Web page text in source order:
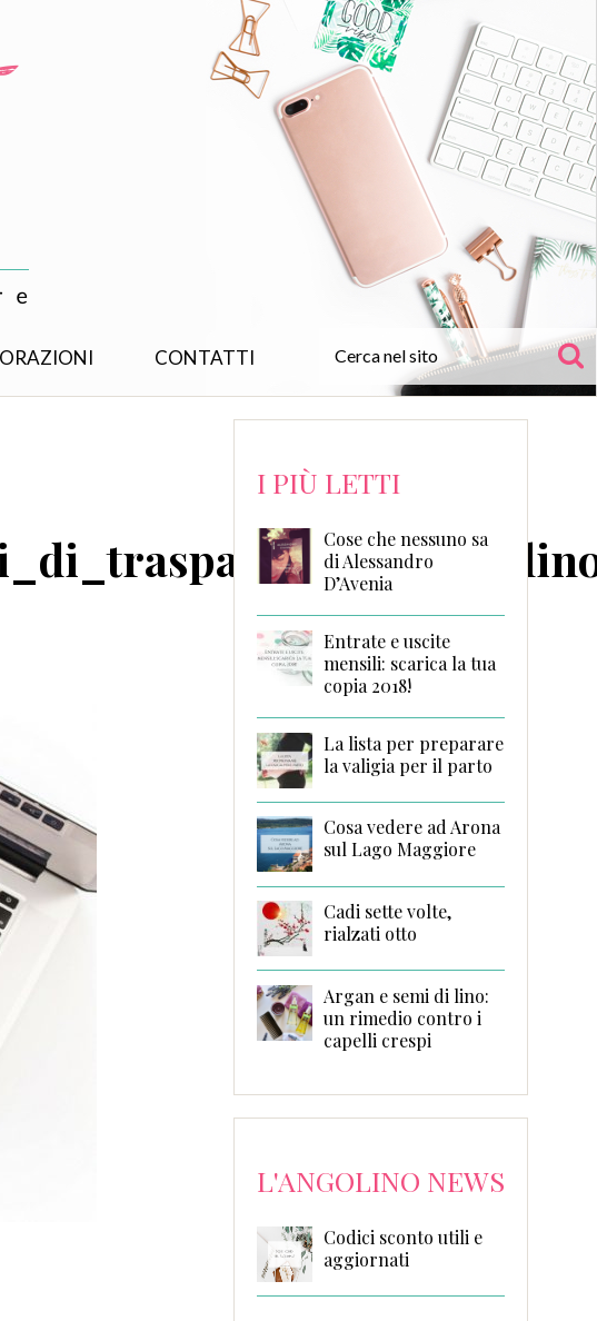
CONTATTI
I PIÙ LETTI
Cose che nessuno sa
di Alessandro
D’Avenia
Entrate e uscite
mensili: scarica la tua
copia 2018!
La lista per preparare
la valigia per il parto
Cosa vedere ad Arona
sul Lago Maggiore
Cadi sette volte,
rialzati otto
Argan e semi di lino:
un rimedio contro i
capelli crespi
L'ANGOLINO NEWS
Codici sconto utili e
aggiornati